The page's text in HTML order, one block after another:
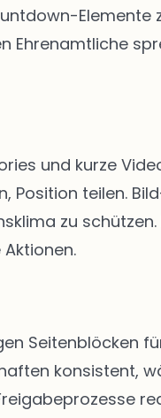
Ehrenamtliche
und kurze
Position teilen.
zu schützen.
Seitenblöcken
konsistent,